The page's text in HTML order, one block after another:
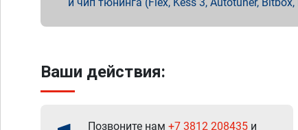
Ваши действия:
Позвоните нам +7 3812 208435 и